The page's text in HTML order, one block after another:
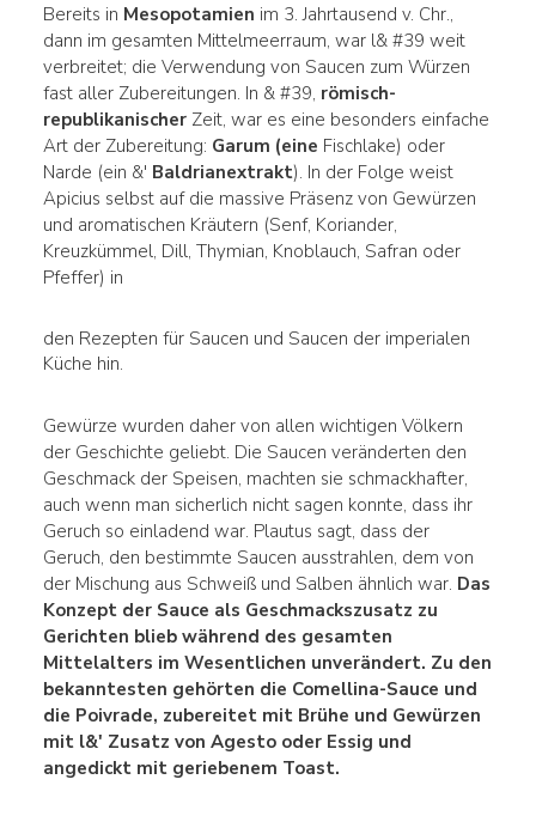
Bereits in Mesopotamien im 3. Jahrtausend v. Chr.,
dann im gesamten Mittelmeerraum, war l& #39 weit
verbreitet; die Verwendung von Saucen zum Würzen
fast aller Zubereitungen. In & #39, römisch-
republikanischerZeit, war es eine besonders einfache
Art der Zubereitung: Garum (eine Fischlake) oder
Narde (ein &' Baldrianextrakt). In der Folge weist
Apicius selbst auf die massive Präsenz von Gewürzen
und aromatischen Kräutern (Senf, Koriander,
Kreuzkümmel, Dill, Thymian, Knoblauch, Safran oder
Pfeffer) in
den Rezepten für Saucen und Saucen der imperialen
Küche hin.
Gewürze wurden daher von allen wichtigen Völkern
der Geschichte geliebt. Die Saucen veränderten den
Geschmack der Speisen, machten sie schmackhafter,
auch wenn man sicherlich nicht sagen konnte, dass ihr
Geruch so einladend war. Plautus sagt, dass der
Geruch, den bestimmte Saucen ausstrahlen, dem von
der Mischung aus Schweiß und Salben ähnlich war. Das
Konzept der Sauce als Geschmackszusatz zu
Gerichten blieb während des gesamten
Mittelalters im Wesentlichen unverändert. Zu den
bekanntesten gehörten die Comellina-Sauce und
die Poivrade, zubereitet mit Brühe und Gewürzen
mit l&' Zusatz von Agesto oder Essig und
angedickt mit geriebenem Toast.